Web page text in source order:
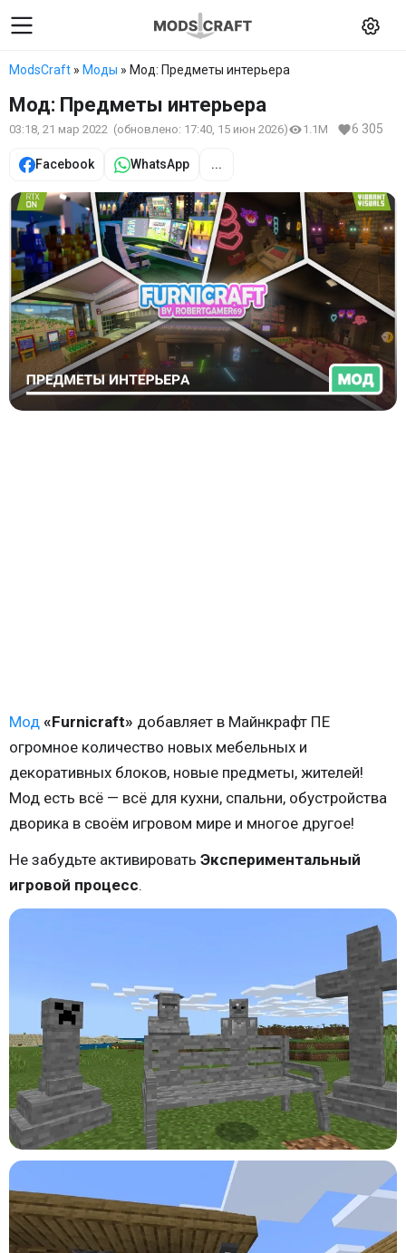
ModsCraft » Моды » Мод: Предметы интерьера
Мод: Предметы интерьера
03:18, 21 мар 2022 (обновлено: 17:40, 15 июн 2026) 1.1M 6 305
Facebook WhatsApp ...
Мод «Furnicraft» добавляет в Майнкрафт ПЕ
огромное количество новых мебельных и
декоративных блоков, новые предметы, жителей!
Мод есть всё — всё для кухни, спальни, обустройства
дворика в своём игровом мире и многое другое!
Не забудьте активировать Экспериментальный
игровой процесс.